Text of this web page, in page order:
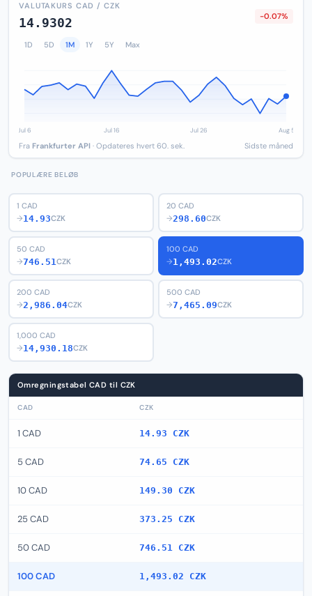
VALUTAKURS CAD / CZK
14.9302 -0.07%
1D 5D 1M 1Y 5Y Max
Fra Frankfurter API · Opdateres hvert 60. sek. Sidste måned
POPULÆRE BELØB
1 CAD
→14.93CZK
20 CAD
→298.60CZK
50 CAD
→746.51CZK
100 CAD
→1,493.02CZK
200 CAD
→2,986.04CZK
500 CAD
→7,465.09CZK
1,000 CAD
→14,930.18CZK
Omregningstabel CAD til CZK
CAD CZK
1 CAD 14.93 CZK
5 CAD 74.65 CZK
10 CAD 149.30 CZK
25 CAD 373.25 CZK
50 CAD 746.51 CZK
100 CAD 1,493.02 CZK